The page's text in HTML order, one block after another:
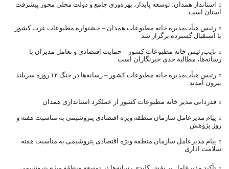
استاندار همدان: توسعه پایدار، بهره‌وری جامع و دولت محلی محور پیشرفت
استان است
رئیس هیأت‌مدیره خانه مطبوعات همدان – جشنواره مطبوعات غرب کشور
با استقبال گسترده برگزار شد
نایب‌رئیس خانه مطبوعات کشور – حمایت اقتصادی و تعامل مدیران با
رسانه‌ها، مطالبه جدی خبرنگاران است
رئیس هیأت‌مدیره خانه مطبوعات کشور – رسانه‌ها در جنگ ۱۲ روزه سربلند
بیرون آمدند
قدردانی مدیر خانه مطبوعات کشور از عملکرد استانداری همدان
پیام مدیرعامل سازمان منطقه ویژه اقتصادی پتروشیمی به مناسبت هفته و
روز پژوهش
پیام مدیرعامل سازمان منطقه ویژه اقتصادی پتروشیمی به مناسبت هفته
سلامت اداری